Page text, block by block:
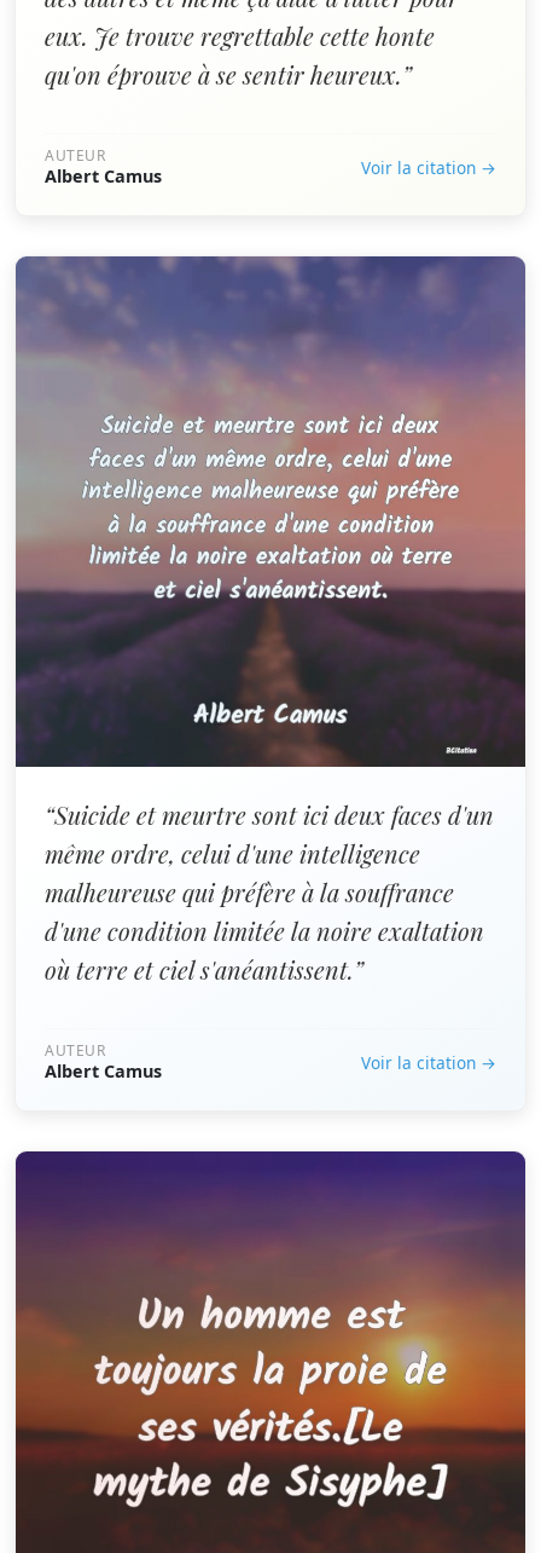
eux. Je trouve regrettable cette honte
qu'on éprouve à se sentir heureux.”
AUTEUR
Albert Camus Voir la citation →
“Suicide et meurtre sont ici deux faces d'un
même ordre, celui d'une intelligence
malheureuse qui préfère à la souffrance
d'une condition limitée la noire exaltation
où terre et ciel s'anéantissent.”
AUTEUR
Albert Camus Voir la citation →